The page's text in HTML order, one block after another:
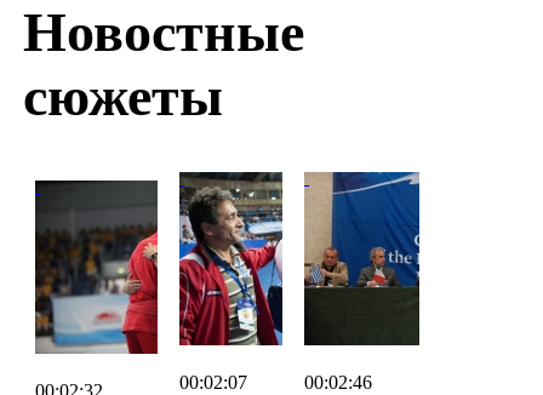
Новостные
сюжеты
00:02:32 00:02:07 00:02:46